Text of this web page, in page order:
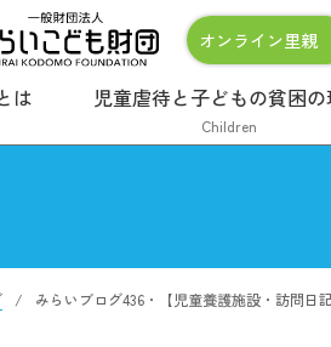
オンライン里親
は 児童虐待と子どもの貧困
Children
みらいブログ436・【児童養護施設・訪問日記